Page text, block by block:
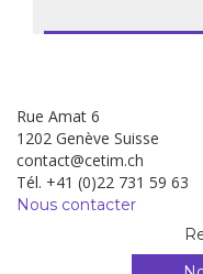
Rue Amat 6
1202 Genève Suisse
contact@cetim.ch
Tél. +41 (0)22 731 59 63
Nous contacter